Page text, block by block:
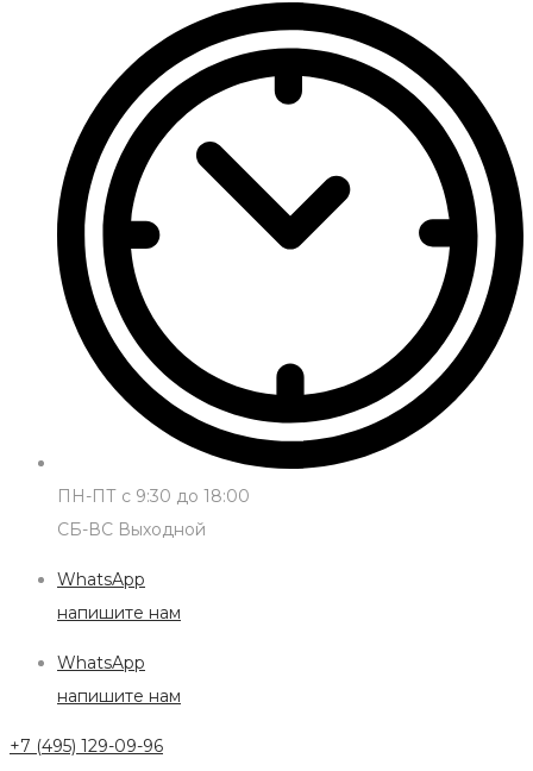
ПН-ПТ с 9:30 до 18:00
СБ-ВС Выходной
WhatsApp
напишите нам
WhatsApp
напишите нам
+7 (495) 129-09-96